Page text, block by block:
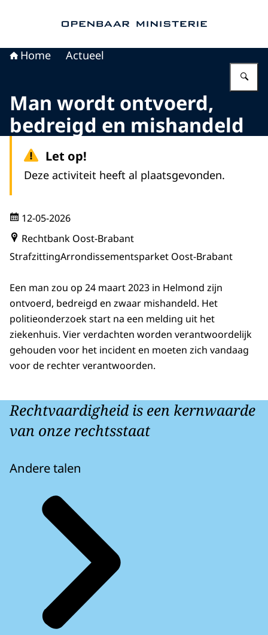
Home Actueel
Man wordt ontvoerd,
bedreigd en mishandeld
Let op!
Deze activiteit heeft al plaatsgevonden.
12-05-2026
Rechtbank Oost-Brabant
StrafzittingArrondissementsparket Oost-Brabant
Een man zou op 24 maart 2023 in Helmond zijn
ontvoerd, bedreigd en zwaar mishandeld. Het
politieonderzoek start na een melding uit het
ziekenhuis. Vier verdachten worden verantwoordelijk
gehouden voor het incident en moeten zich vandaag
voor de rechter verantwoorden.
Rechtvaardigheid is een kernwaarde
van onze rechtsstaat
Andere talen